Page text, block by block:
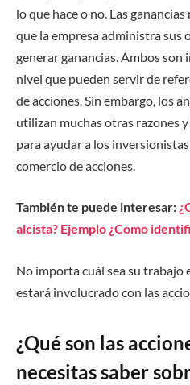
lo que hace o no. Las
que la empresa administra sus
generar ganancias. Ambos
nivel que pueden servir de
de acciones. Sin embargo, los
utilizan muchas otras razones
para ayudar a los
comercio de acciones.
También te puede interesar:
alcista? Ejemplo ¿Como
No importa cuál sea su trabajo
estará involucrado con las
¿Qué son las
necesitas saber